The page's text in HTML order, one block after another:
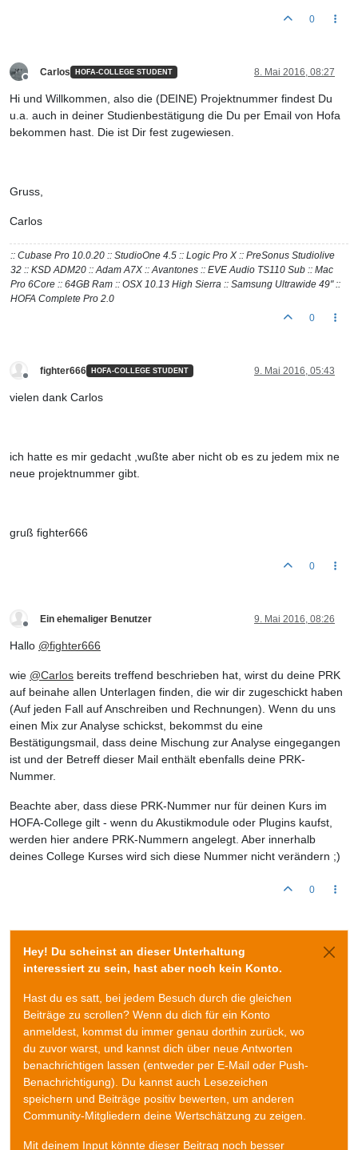
0
Carlos HOFA-COLLEGE STUDENT 8. Mai 2016, 08:27
Hi und Willkommen, also die (DEINE) Projektnummer findest Du
u.a. auch in deiner Studienbestätigung die Du per Email von Hofa
bekommen hast. Die ist Dir fest zugewiesen.
Gruss,
Carlos
:: Cubase Pro 10.0.20 :: StudioOne 4.5 :: Logic Pro X :: PreSonus Studiolive
32 :: KSD ADM20 :: Adam A7X :: Avantones :: EVE Audio TS110 Sub :: Mac
Pro 6Core :: 64GB Ram :: OSX 10.13 High Sierra :: Samsung Ultrawide 49" ::
HOFA Complete Pro 2.0
0
fighter666 HOFA-COLLEGE STUDENT 9. Mai 2016, 05:43
vielen dank Carlos
ich hatte es mir gedacht ,wußte aber nicht ob es zu jedem mix ne
neue projektnummer gibt.
gruß fighter666
0
Ein ehemaliger Benutzer 9. Mai 2016, 08:26
Hallo @fighter666
wie @Carlos bereits treffend beschrieben hat, wirst du deine PRK
auf beinahe allen Unterlagen finden, die wir dir zugeschickt haben
(Auf jeden Fall auf Anschreiben und Rechnungen). Wenn du uns
einen Mix zur Analyse schickst, bekommst du eine
Bestätigungsmail, dass deine Mischung zur Analyse eingegangen
ist und der Betreff dieser Mail enthält ebenfalls deine PRK-
Nummer.
Beachte aber, dass diese PRK-Nummer nur für deinen Kurs im
HOFA-College gilt - wenn du Akustikmodule oder Plugins kaufst,
werden hier andere PRK-Nummern angelegt. Aber innerhalb
deines College Kurses wird sich diese Nummer nicht verändern ;)
0
Hey! Du scheinst an dieser Unterhaltung
interessiert zu sein, hast aber noch kein Konto.
Hast du es satt, bei jedem Besuch durch die gleichen
Beiträge zu scrollen? Wenn du dich für ein Konto
anmeldest, kommst du immer genau dorthin zurück, wo
du zuvor warst, und kannst dich über neue Antworten
benachrichtigen lassen (entweder per E-Mail oder Push-
Benachrichtigung). Du kannst auch Lesezeichen
speichern und Beiträge positiv bewerten, um anderen
Community-Mitgliedern deine Wertschätzung zu zeigen.
Mit deinem Input könnte dieser Beitrag noch besser